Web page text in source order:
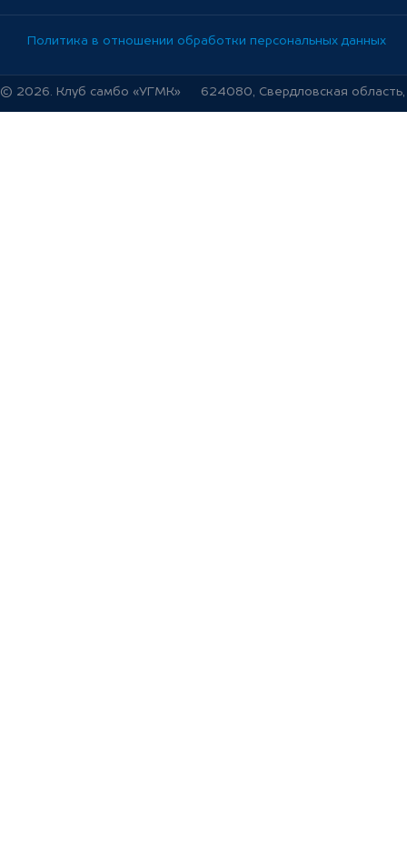
Политика в отношении обработки персональных данных
© 2026. Клуб самбо «УГМК» 624080, Свердловская